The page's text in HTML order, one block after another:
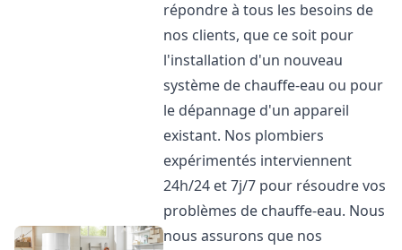
répondre à tous les besoins de
nos clients, que ce soit pour
l'installation d'un nouveau
système de chauffe-eau ou pour
le dépannage d'un appareil
existant. Nos plombiers
expérimentés interviennent
24h/24 et 7j/7 pour résoudre vos
problèmes de chauffe-eau. Nous
nous assurons que nos